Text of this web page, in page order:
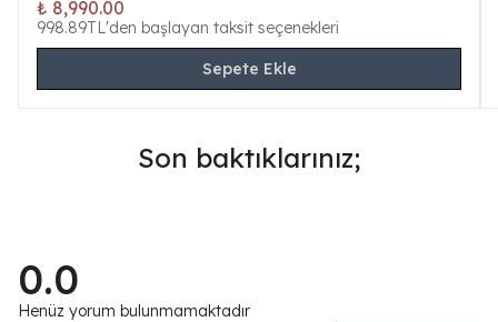
₺ 8,990.00
998.89TL'den başlayan taksit seçenekleri
Sepete Ekle
Son baktıklarınız;
0.0
Henüz yorum bulunmamaktadır